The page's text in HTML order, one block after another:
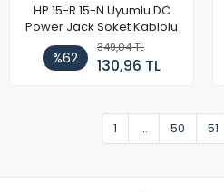
HP 15-R 15-N Uyumlu DC
Power Jack Soket Kablolu
%62
349,04 TL
130,96 TL
1 ... 50 51